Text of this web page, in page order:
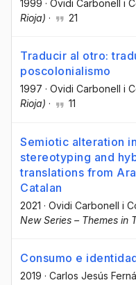
1999 · Ovidi Carbonell i
Rioja) · 21
Traducir al otro:
poscolonialismo
1997 · Ovidi Carbonell i
Rioja) · 11
Semiotic alteration
stereotyping and
translations from
Catalan
2021 · Ovidi Carbonell i
New Series – Themes in
Consumo e
2019 · Carlos Jesús